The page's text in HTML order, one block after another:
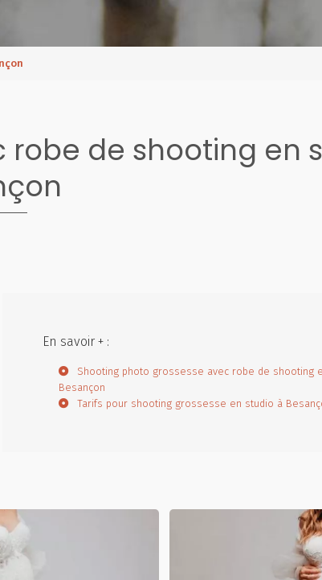
de shooting en
En savoir + :
Shooting photo grossesse avec robe de shooting
Besançon
Tarifs pour shooting grossesse en studio à